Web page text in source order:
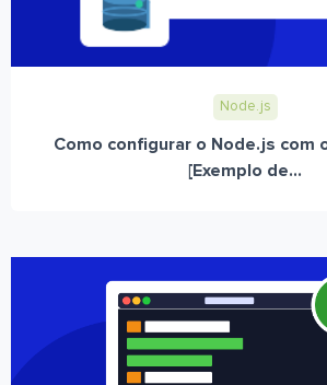
Node.js
Como configurar o Node.js com
[Exemplo de...